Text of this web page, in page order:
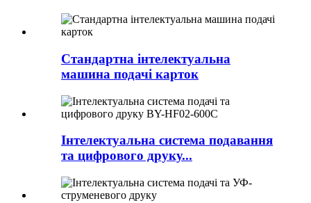
Стандартна інтелектуальна
машина подачі карток
Інтелектуальна система подавання
та цифрового друку...